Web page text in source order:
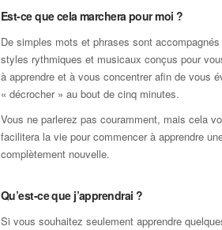
Est-ce que cela marchera pour moi ?
De simples mots et phrases sont
styles rythmiques et musicaux conçus pour
à apprendre et à vous concentrer afin de vous
« décrocher » au bout de cinq minutes.
Vous ne parlerez pas couramment, mais cela
facilitera la vie pour commencer à apprendre
complètement nouvelle.
Qu’est-ce que j’apprendrai ?
Si vous souhaitez seulement apprendre